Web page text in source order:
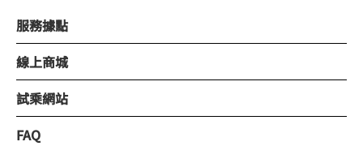
服務據點
線上商城
試乘網站
FAQ